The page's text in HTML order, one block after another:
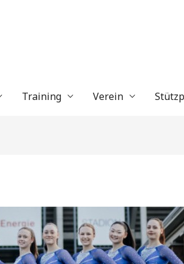
Training Verein